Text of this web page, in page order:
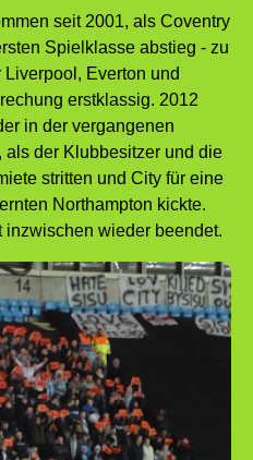
seit 2001, als Coventry
Spielklasse abstieg - zu
Everton und
erstklassig. 2012
in der vergangenen
der Klubbesitzer und die
stritten und City für eine
Northampton kickte.
inzwischen wieder beendet.